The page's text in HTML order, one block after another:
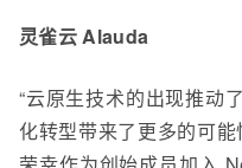
灵雀云 Alauda
“云原生技术的出现推动
化转型带来了更多的可能